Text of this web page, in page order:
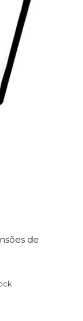
de